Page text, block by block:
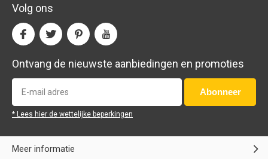
Volg ons
Ontvang de nieuwste aanbiedingen en promoties
Abonneer
* Lees hier de wettelijke beperkingen
Meer informatie